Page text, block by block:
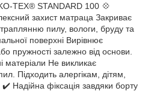
TEX® STANDARD 100 💠
захист матраца Закриває
пилу, вологи, бруду та
поверхні Вирівнює
пружності залежно від основи.
матеріали Не викликає
Підходить алергікам, дітям,
Надійна фіксація завдяки борту